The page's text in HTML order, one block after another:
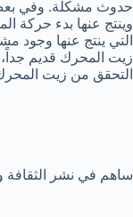
حدوث مشكلة. وفي بعض
وينتج عنها بدء حركة
التي ينتج عنها وجود
زيت المحرك قديم
التحقق من زيت
ساهم في نشر الثقافة